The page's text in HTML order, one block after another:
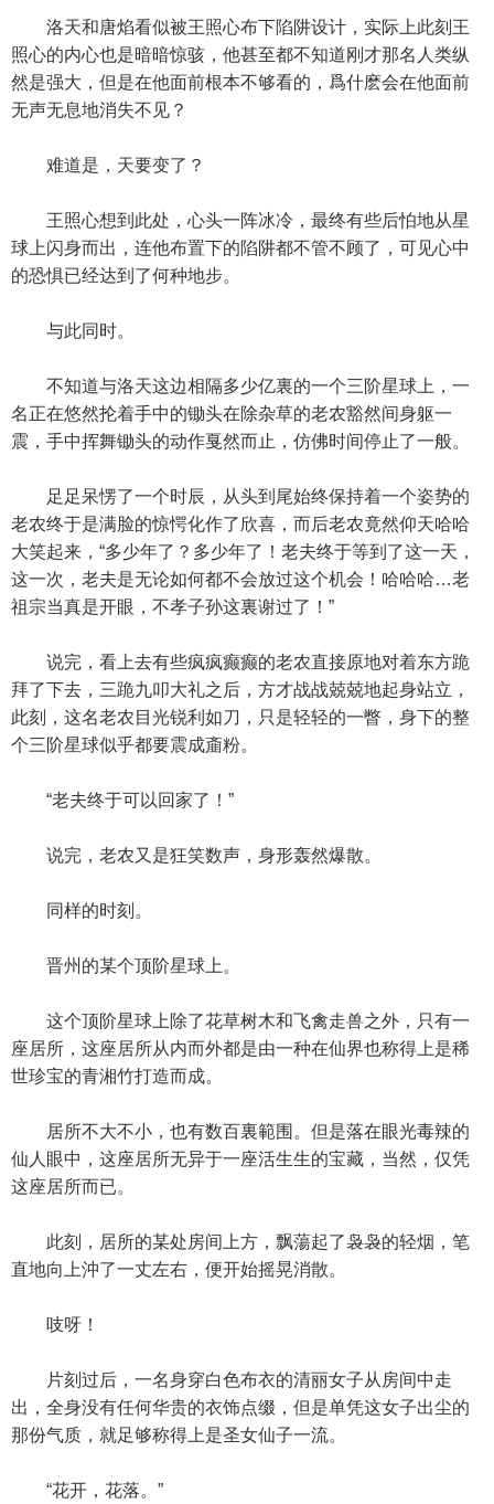
洛天和唐焰看似被王照心布下陷阱设计，实际上此刻王
照心的内心也是暗暗惊骇，他甚至都不知道刚才那名人类纵
然是强大，但是在他面前根本不够看的，爲什麽会在他面前
无声无息地消失不见？
难道是，天要变了？
王照心想到此处，心头一阵冰冷，最终有些后怕地从星
球上闪身而出，连他布置下的陷阱都不管不顾了，可见心中
的恐惧已经达到了何种地步。
与此同时。
不知道与洛天这边相隔多少亿裏的一个三阶星球上，一
名正在悠然抡着手中的锄头在除杂草的老农豁然间身躯一
震，手中挥舞锄头的动作戛然而止，仿佛时间停止了一般。
足足呆愣了一个时辰，从头到尾始终保持着一个姿势的
老农终于是满脸的惊愕化作了欣喜，而后老农竟然仰天哈哈
大笑起来，“多少年了？多少年了！老夫终于等到了这一天，
这一次，老夫是无论如何都不会放过这个机会！哈哈哈…老
祖宗当真是开眼，不孝子孙这裏谢过了！”
说完，看上去有些疯疯癫癫的老农直接原地对着东方跪
拜了下去，三跪九叩大礼之后，方才战战兢兢地起身站立，
此刻，这名老农目光锐利如刀，只是轻轻的一瞥，身下的整
个三阶星球似乎都要震成齑粉。
“老夫终于可以回家了！”
说完，老农又是狂笑数声，身形轰然爆散。
同样的时刻。
晋州的某个顶阶星球上。
这个顶阶星球上除了花草树木和飞禽走兽之外，只有一
座居所，这座居所从内而外都是由一种在仙界也称得上是稀
世珍宝的青湘竹打造而成。
居所不大不小，也有数百裏範围。但是落在眼光毒辣的
仙人眼中，这座居所无异于一座活生生的宝藏，当然，仅凭
这座居所而已。
此刻，居所的某处房间上方，飘蕩起了袅袅的轻烟，笔
直地向上沖了一丈左右，便开始摇晃消散。
吱呀！
片刻过后，一名身穿白色布衣的清丽女子从房间中走
出，全身没有任何华贵的衣饰点缀，但是单凭这女子出尘的
那份气质，就足够称得上是圣女仙子一流。
“花开，花落。”